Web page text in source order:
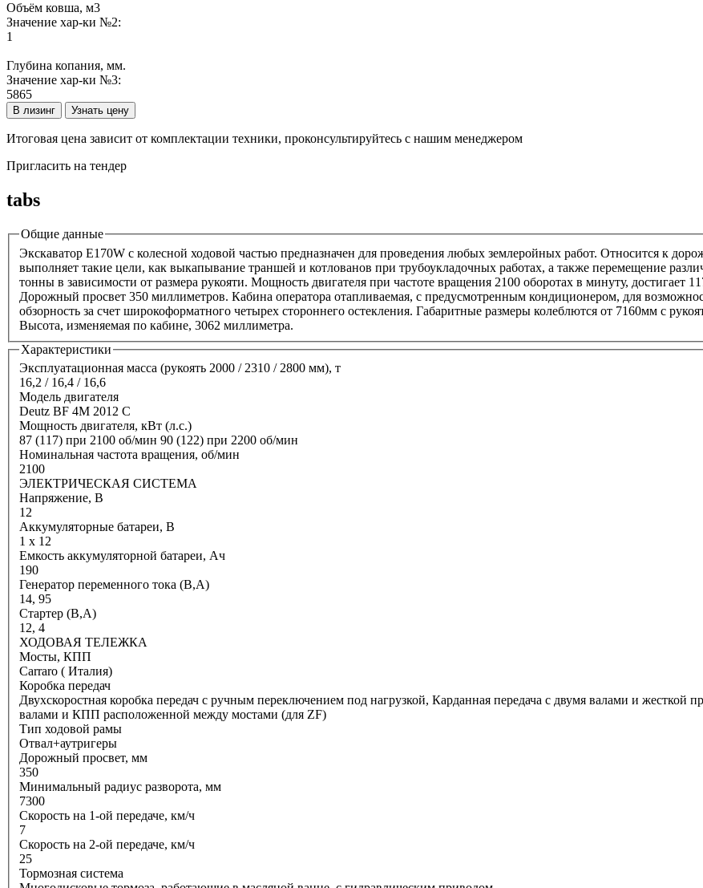
Объём ковша, м3
Значение хар-ки №2:
1
Глубина копания, мм.
Значение хар-ки №3:
5865
В лизинг Узнать цену
Итоговая цена зависит от комплектации техники, проконсультируйтесь с нашим менеджером
Пригласить на тендер
tabs
Общие данные
Экскаватор E170W с колесной ходовой частью предназначен для проведения любых землеройных работ. Относится к
выполняет такие цели, как выкапывание траншей и котлованов при трубоукладочных работах, а также перемещение
тонны в зависимости от размера рукояти. Мощность двигателя при частоте вращения 2100 оборотах в минуту, достигает
Дорожный просвет 350 миллиметров. Кабина оператора отапливаемая, с предусмотренным кондиционером, для
обзорность за счет широкоформатного четырех стороннего остекления. Габаритные размеры колеблются от 7160мм с
Высота, изменяемая по кабине, 3062 миллиметра.
Характеристики
Эксплуатационная масса (рукоять 2000 / 2310 / 2800 мм), т
16,2 / 16,4 / 16,6
Модель двигателя
Deutz BF 4M 2012 С
Мощность двигателя, кВт (л.с.)
87 (117) при 2100 об/мин 90 (122) при 2200 об/мин
Номинальная частота вращения, об/мин
2100
ЭЛЕКТРИЧЕСКАЯ СИСТЕМА
Напряжение, В
12
Аккумуляторные батареи, В
1 х 12
Емкость аккумуляторной батареи, Ач
190
Генератор переменного тока (В,A)
14, 95
Стартер (В,A)
12, 4
ХОДОВАЯ ТЕЛЕЖКА
Мосты, КПП
Carraro ( Италия)
Коробка передач
Двухскоростная коробка передач с ручным переключением под нагрузкой, Карданная передача с двумя валами и жесткой
валами и КПП расположенной между мостами (для ZF)
Тип ходовой рамы
Отвал+аутригеры
Дорожный просвет, мм
350
Минимальный радиус разворота, мм
7300
Скорость на 1-ой передаче, км/ч
7
Скорость на 2-ой передаче, км/ч
25
Тормозная система